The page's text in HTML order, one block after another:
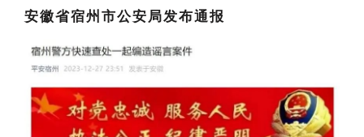
安徽省宿州市公安局发布通报